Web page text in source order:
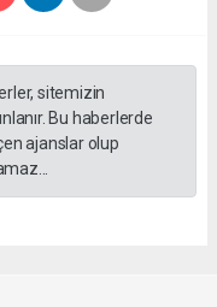
sitemizin
Bu haberlerde
ajanslar olup